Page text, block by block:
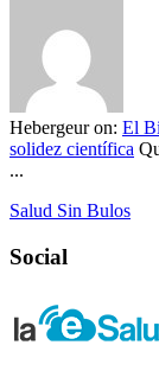
Hebergeuron: El
solidez científica
...
Salud Sin Bulos
Social